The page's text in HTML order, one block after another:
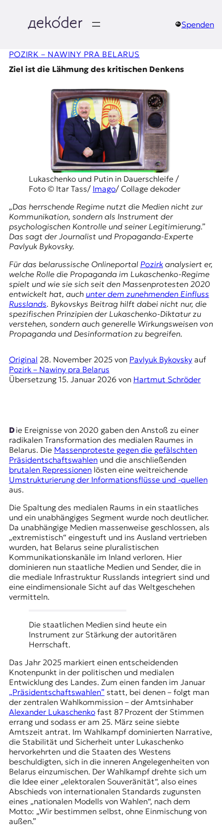
springen
e
D
E
K
O
D
E
R
i
s
s
o
u
r
n
a
l
i
m
u
s
n
d
M
e
d
i
e
t
e
n
z
z
u
O
s
t
e
u
r
o
p
a
.
Spenden
POZIRK – NAWІNY PRA BELARUS
Ziel ist die Lähmung des kritischen Denkens
Lukaschenko und Putin in Dauerschleife /
Foto © Itar Tass/ Imago/ Collage dekoder
„Das herrschende Regime nutzt die Medien nicht zur
Kommunikation, sondern als Instrument der
psychologischen Kontrolle und seiner Legitimierung.”
Das sagt der Journalist und Propaganda-Experte
Pavlyuk Bykovsky.
Für das belarussische Onlineportal Pozirkanalysiert er,
welche Rolle die Propaganda im Lukaschenko-Regime
spielt und wie sie sich seit den Massenprotesten 2020
entwickelt hat, auch unter dem zunehmenden Einfluss
Russlands. Bykovskys Beitrag hilft dabei nicht nur, die
spezifischen Prinzipien der Lukaschenko-Diktatur zu
verstehen, sondern auch generelle Wirkungsweisen von
Propaganda und Desinformation zu begreifen.
Original 28. November 2025von Pavlyuk Bykovskyauf
Pozirk – Nawіny pra Belarus
Übersetzung 15. Januar 2026von Hartmut Schröder
Die Ereignisse von 2020 gaben den Anstoß zu einer
radikalen Transformation des medialen Raumes in
Belarus. Die Massenproteste gegen die gefälschten
Präsidentschaftswahlenund die anschließenden
brutalen Repressionenlösten eine weitreichende
Umstrukturierung der Informationsflüsse und -quellen
aus.
Die Spaltung des medialen Raums in ein staatliches
und ein unabhängiges Segment wurde noch deutlicher.
Da unabhängige Medien massenweise geschlossen, als
„extremistisch“ eingestuft und ins Ausland vertrieben
wurden, hat Belarus seine pluralistischen
Kommunikationskanäle im Inland verloren. Hier
dominieren nun staatliche Medien und Sender, die in
die mediale Infrastruktur Russlands integriert sind und
eine eindimensionale Sicht auf das Weltgeschehen
vermitteln.
Die staatlichen Medien sind heute ein
Instrument zur Stärkung der autoritären
Herrschaft.
Das Jahr 2025 markiert einen entscheidenden
Knotenpunkt in der politischen und medialen
Entwicklung des Landes. Zum einen fanden im Januar
„Präsidentschaftswahlen” statt, bei denen – folgt man
der zentralen Wahlkommission – der Amtsinhaber
Alexander Lukaschenkofast 87 Prozent der Stimmen
errang und sodass er am 25. März seine siebte
Amtszeit antrat. Im Wahlkampf dominierten Narrative,
die Stabilität und Sicherheit unter Lukaschenko
hervorkehrten und die Staaten des Westens
beschuldigten, sich in die inneren Angelegenheiten von
Belarus einzumischen. Der Wahlkampf drehte sich um
die Idee einer „elektoralen Souveränität“, also eines
Abschieds von internationalen Standards zugunsten
eines „nationalen Modells von Wahlen“, nach dem
Motto: „Wir bestimmen selbst, ohne Einmischung von
außen.”